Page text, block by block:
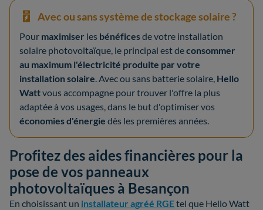
Avec ou sans système de stockage solaire ?
Pour maximiser les bénéficesde votre installation
solaire photovoltaïque, le principal est deconsommer
au maximum l'électricité produite par votre
installation solaire. Avec ou sans batterie solaire, Hello
Wattvous accompagne pour trouver l'offre la plus
adaptée à vos usages, dans le but d'optimiser vos
économies d'énergie dès les premières années.
Profitez des aides financières pour la
pose de vos panneaux
photovoltaïques à Besançon
En choisissant un installateur agréé RGEtel que Hello Watt